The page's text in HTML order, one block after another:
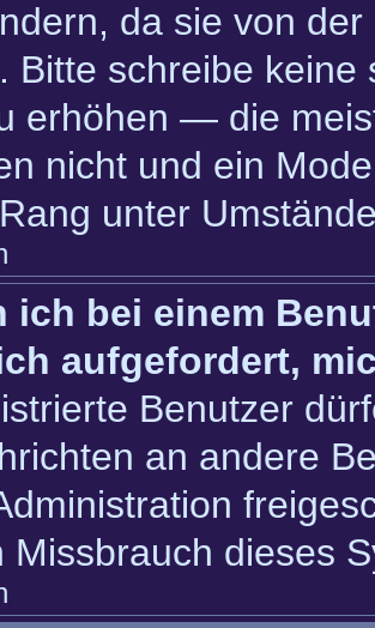
da sie von
Bitte schreibe
erhöhen — die
nicht und ein
unter
ich bei einem
aufgefordert,
Benutzer
an andere
Missbrauch dieses